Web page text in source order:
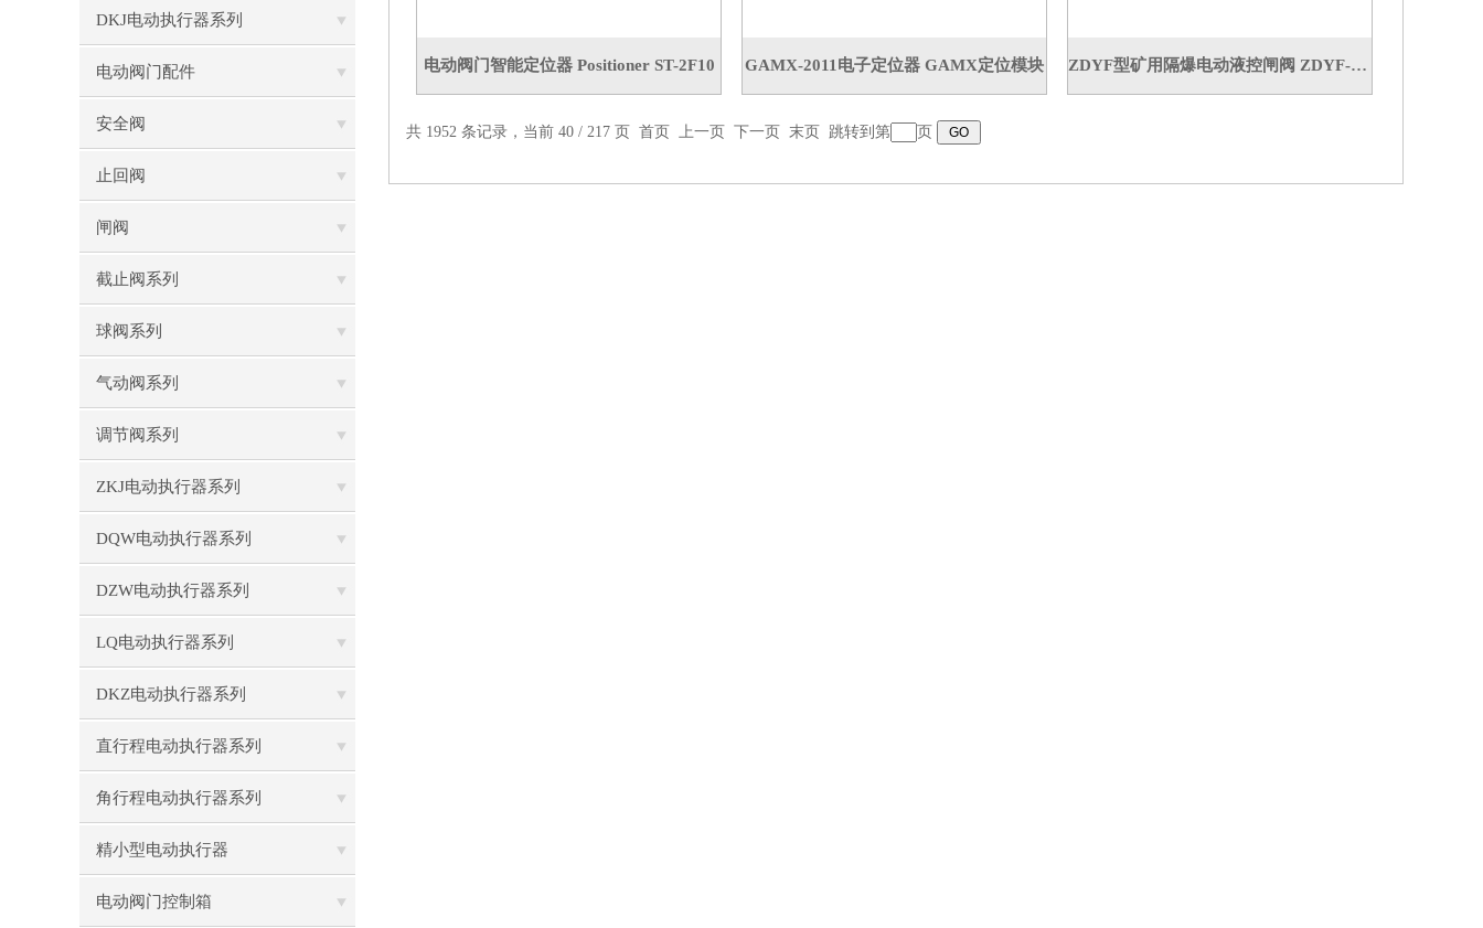
DKJ电动执行器系列
电动阀门配件
安全阀
止回阀
闸阀
截止阀系列
球阀系列
气动阀系列
调节阀系列
ZKJ电动执行器系列
DQW电动执行器系列
DZW电动执行器系列
LQ电动执行器系列
DKZ电动执行器系列
直行程电动执行器系列
角行程电动执行器系列
精小型电动执行器
电动阀门控制箱
电动阀门智能定位器 Positioner ST-2F10 GAMX-2011电子定位器 GAMX定位模块 ZDYF型矿用隔爆电动液控闸阀 ZDYF-100/40
共 1952 条记录，当前 40 / 217 页 首页 上一页 下一页 末页 跳转到第 页